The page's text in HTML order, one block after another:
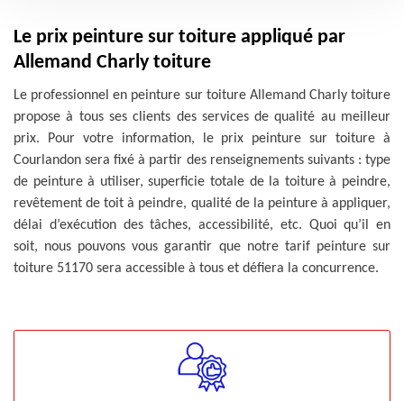
Le prix peinture sur toiture appliqué par
Allemand Charly toiture
Le professionnel en peinture sur toiture Allemand Charly toiture
propose à tous ses clients des services de qualité au meilleur
prix. Pour votre information, le prix peinture sur toiture à
Courlandon sera fixé à partir des renseignements suivants : type
de peinture à utiliser, superficie totale de la toiture à peindre,
revêtement de toit à peindre, qualité de la peinture à appliquer,
délai d’exécution des tâches, accessibilité, etc. Quoi qu’il en
soit, nous pouvons vous garantir que notre tarif peinture sur
toiture 51170 sera accessible à tous et défiera la concurrence.